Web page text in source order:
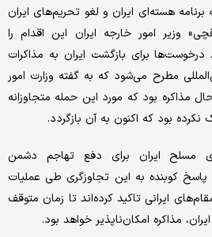
هسته‌ای ایران و لغو تحریم‌های ایران
وزیر امور خارجه ایران این اقدام را
درخوست‌ها برای بازگشت ایران به مذاکرات
مطرح می‌شود که به گفته وزارت امور
مذاکره بود که مورد این حمله متجاوزانه
نکرده بود که اکنون به آن بازگردد.
مسلح ایران برای دفع تهاجم دشمن
کوبنده به این تجاوزگری طی عملیات
دارد. مقام‌های ایرانی تاکید کرده‌اند تا زمان متوقف
مذاکره امکان‌ناپذیر خواهد بود.